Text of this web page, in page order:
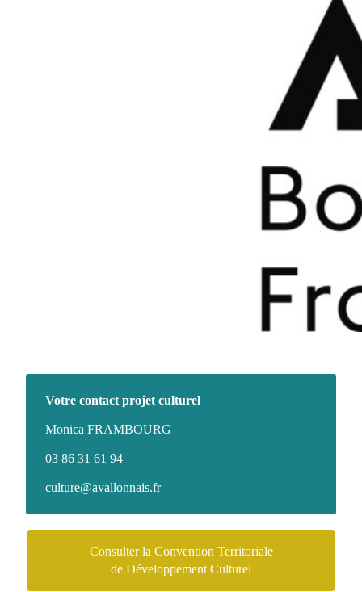
Votre contact projet culturel
Monica FRAMBOURG
03 86 31 61 94
culture@avallonnais.fr
Consulter la Convention Territoriale
de Développement Culturel